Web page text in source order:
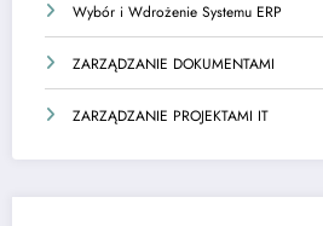
Wybór i Wdrożenie Systemu ERP
ZARZĄDZANIE DOKUMENTAMI
ZARZĄDZANIE PROJEKTAMI IT